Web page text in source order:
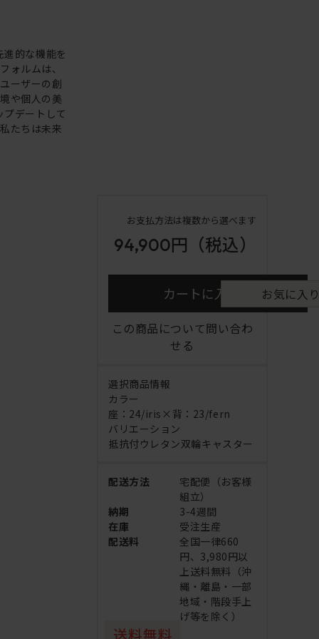
的な機能を
ォルムは、
ーザーの創
や個人の美
デートして
たちは未来
お支払方法は複数から選べます
94,900円 （税込）
カートに入れる お気に入
この商品について問い合わ
せる
選択商品情報
カラー
座：24/iris×背：23/fern
バリエーション
抵抗付ウレタン双輪キャスター
配送方法
宅配便（お客様
組立）
納期
3-4週間
在庫
受注生産
配送料
全国一律660
円、3,980円以
上送料無料（沖
縄・離島・一部
地域・階段手上
げ等を除く）